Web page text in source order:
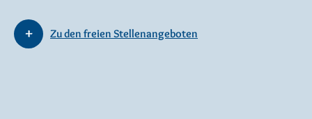
Zu den freien Stellenangeboten